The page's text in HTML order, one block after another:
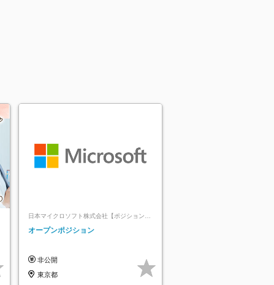
日本マイクロソフト株式会社【ポジションマ
ッチ登録】
オープンポジション
非公開
東京都